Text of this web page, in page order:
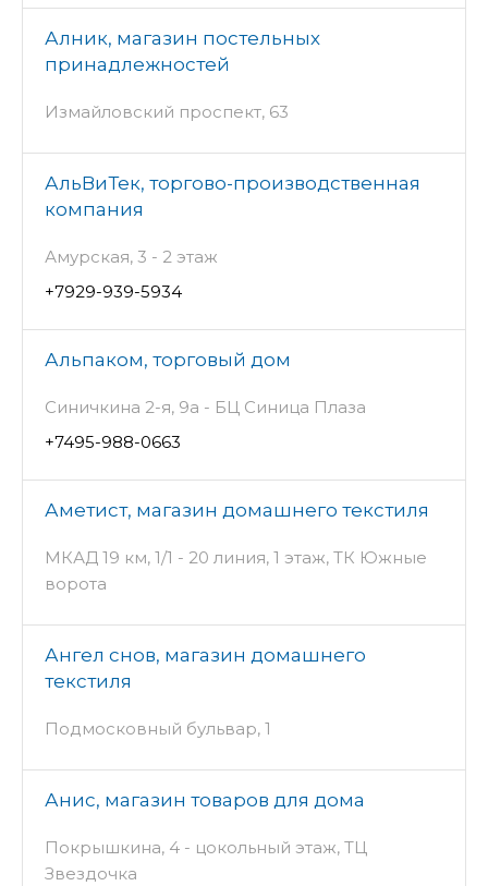
Алник, магазин постельных
принадлежностей
Измайловский проспект, 63
АльВиТек, торгово-производственная
компания
Амурская, 3 - 2 этаж
+7929-939-5934
Альпаком, торговый дом
Синичкина 2-я, 9а - БЦ Синица Плаза
+7495-988-0663
Аметист, магазин домашнего текстиля
МКАД 19 км, 1/1 - 20 линия, 1 этаж, ТК Южные
ворота
Ангел снов, магазин домашнего
текстиля
Подмосковный бульвар, 1
Анис, магазин товаров для дома
Покрышкина, 4 - цокольный этаж, ТЦ
Звездочка